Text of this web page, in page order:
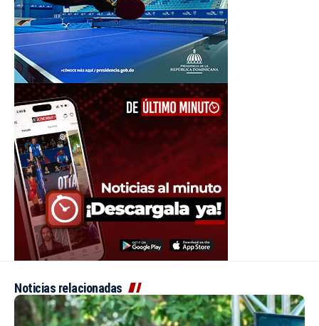
Noticias relacionadas